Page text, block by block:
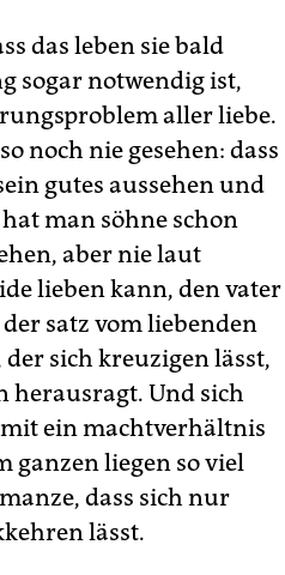
das leben sie bald
sogar notwendig ist,
aller liebe.
noch nie gesehen: dass
gutes aussehen und
man söhne schon
aber nie laut
lieben kann, den vater
satz vom liebenden
sich kreuzigen lässt,
herausragt. Und sich
ein machtverhältnis
ganzen liegen so viel
dass sich nur
lässt.